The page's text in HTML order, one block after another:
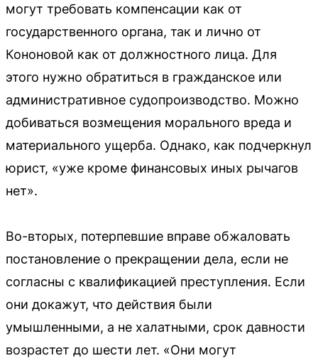
могут требовать компенсации как от
государственного органа, так и лично от
Кононовой как от должностного лица. Для
этого нужно обратиться в гражданское или
административное судопроизводство. Можно
добиваться возмещения морального вреда и
материального ущерба. Однако, как подчеркнул
юрист, «уже кроме финансовых иных рычагов
нет».
Во-вторых, потерпевшие вправе обжаловать
постановление о прекращении дела, если не
согласны с квалификацией преступления. Если
они докажут, что действия были
умышленными, а не халатными, срок давности
возрастет до шести лет. «Они могут